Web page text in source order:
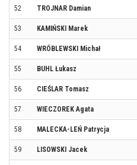
52 TROJNAR Damian
53 KAMIŃSKI Marek
54 WRÓBLEWSKI Michał
55 BUHL Łukasz
56 CIEŚLAR Tomasz
57 WIECZOREK Agata
58 MALECKA-LEŃ Patrycja
59 LISOWSKI Jacek